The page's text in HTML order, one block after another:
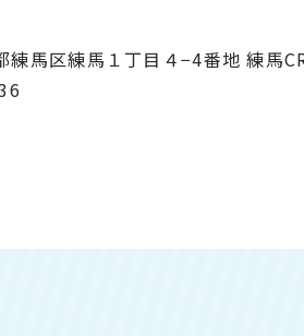
馬区練馬１丁目４−4番地 練馬